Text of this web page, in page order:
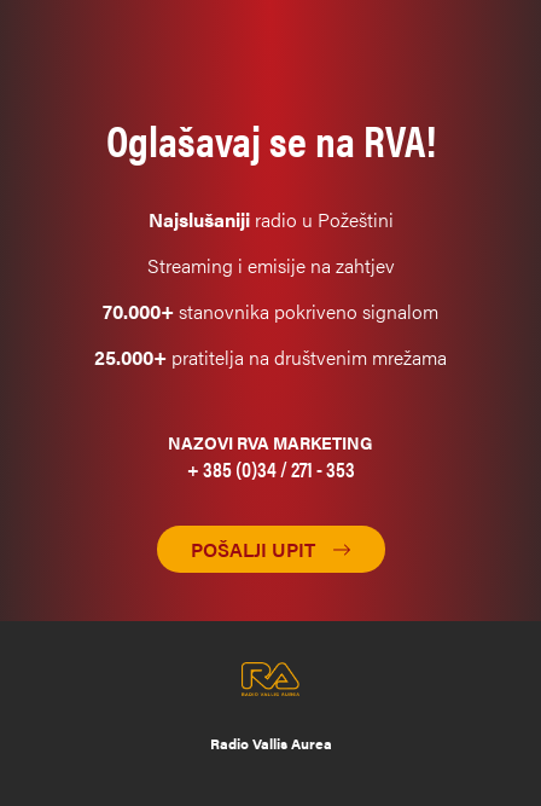
Oglašavaj se na RVA!
Najslušanijiradio u Požeštini
Streaming i emisije na zahtjev
70.000+stanovnika pokriveno signalom
25.000+ pratitelja na društvenim mrežama
NAZOVI RVA MARKETING
+ 385 (0)34 / 271 - 353
POŠALJI UPIT
Radio Vallis Aurea